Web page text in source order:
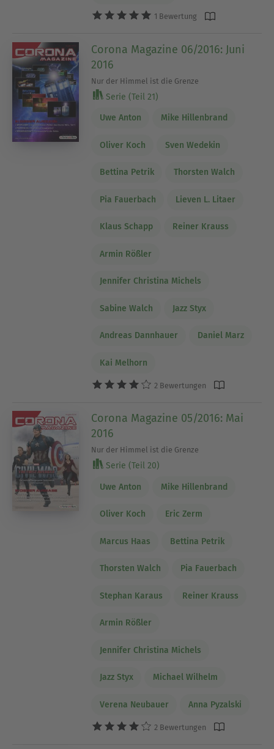
1 Bewertung
Corona Magazine 06/2016: Juni
2016
Nur der Himmel ist die Grenze
Serie (Teil 21)
Uwe Anton Mike Hillenbrand
Oliver Koch Sven Wedekin
Bettina Petrik Thorsten Walch
Pia Fauerbach Lieven L. Litaer
Klaus Schapp Reiner Krauss
Armin Rößler
Jennifer Christina Michels
Sabine Walch Jazz Styx
Andreas Dannhauer Daniel Marz
Kai Melhorn
2 Bewertungen
Corona Magazine 05/2016: Mai
2016
Nur der Himmel ist die Grenze
Serie (Teil 20)
Uwe Anton Mike Hillenbrand
Oliver Koch Eric Zerm
Marcus Haas Bettina Petrik
Thorsten Walch Pia Fauerbach
Stephan Karaus Reiner Krauss
Armin Rößler
Jennifer Christina Michels
Jazz Styx Michael Wilhelm
Verena Neubauer Anna Pyzalski
2 Bewertungen